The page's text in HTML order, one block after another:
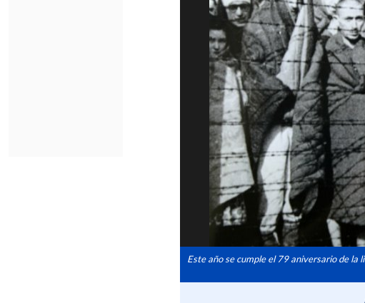
Este año se cumple el 79 aniversario de la